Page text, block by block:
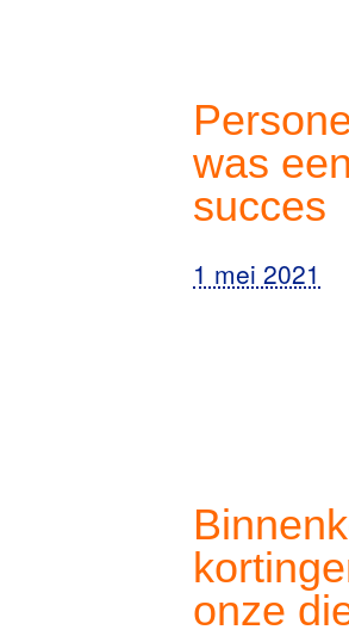
was een
succes
1 mei 2021
onze